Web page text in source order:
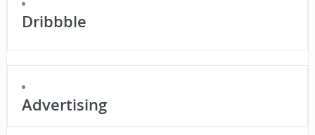
Dribbble
Advertising